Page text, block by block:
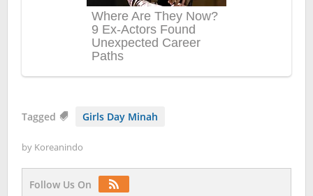
Tagged Girls Day Minah
by Koreanindo
Follow Us On